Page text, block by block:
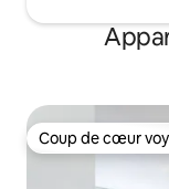
Coup de cœur
Coup de cœur